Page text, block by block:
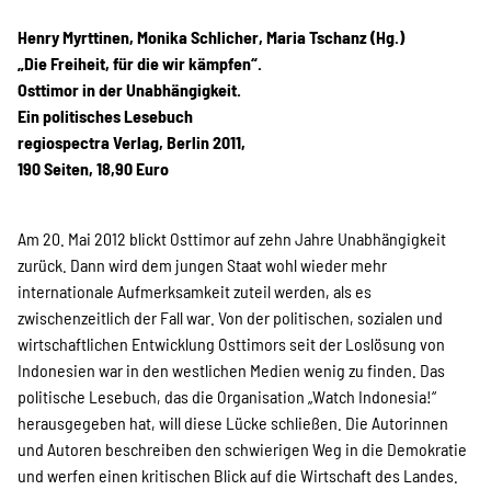
Projekte
Kampagne
Stellenangebote
Werde Mitglied
Newsletter abonnieren
Henry Myrttinen, Monika Schlicher, Maria Tschanz (Hg.)
„Die Freiheit, für die wir kämpfen“.
Osttimor in der Unabhängigkeit.
Ein politisches Lesebuch
regiospectra Verlag, Berlin 2011,
190 Seiten, 18,90 Euro
Am 20. Mai 2012 blickt Osttimor auf zehn Jahre Unabhängigkeit
zurück. Dann wird dem jungen Staat wohl wieder mehr
internationale Aufmerksamkeit zuteil werden, als es
zwischenzeitlich der Fall war. Von der politischen, sozialen und
wirtschaftlichen Entwicklung Osttimors seit der Loslösung von
Indonesien war in den westlichen Medien wenig zu finden. Das
politische Lesebuch, das die Organisation „Watch Indonesia!“
herausgegeben hat, will diese Lücke schließen. Die Autorinnen
und Autoren beschreiben den schwierigen Weg in die Demokratie
und werfen einen kritischen Blick auf die Wirtschaft des Landes.